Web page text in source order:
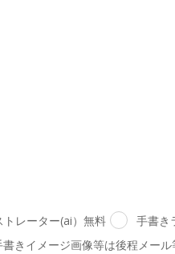
トレーター(ai）無料 手書き
きイメージ画像等は後程メール